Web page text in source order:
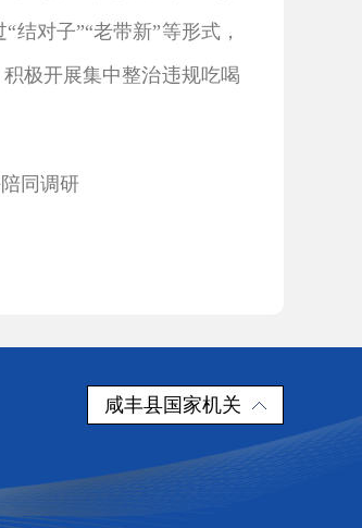
对子”“老带新”等形式，
极开展集中整治违规吃喝
同调研
咸丰县国家机关